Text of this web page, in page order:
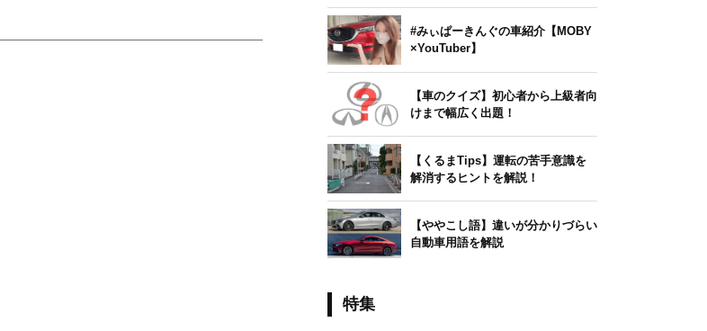
#みぃぱーきんぐの車紹介【MOBY
×YouTuber】
【車のクイズ】初心者から上級者向
けまで幅広く出題！
【くるまTips】運転の苦手意識を
解消するヒントを解説！
【ややこし語】違いが分かりづらい
自動車用語を解説
特集